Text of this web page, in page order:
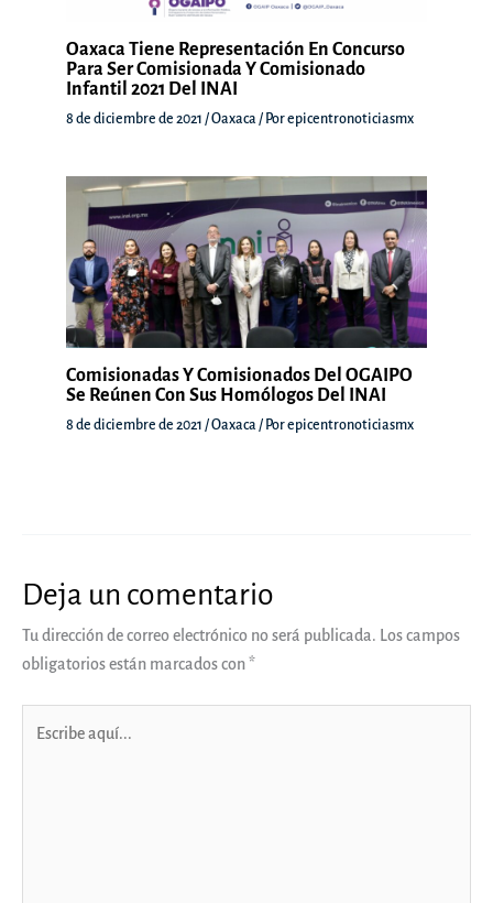
Oaxaca Tiene Representación En Concurso
Para Ser Comisionada Y Comisionado
Infantil 2021 Del INAI
8 de diciembre de 2021 /Oaxaca / Porepicentronoticiasmx
Comisionadas Y Comisionados Del OGAIPO
Se Reúnen Con Sus Homólogos Del INAI
8 de diciembre de 2021 /Oaxaca / Porepicentronoticiasmx
Deja un comentario
Tu dirección de correo electrónico no será publicada. Los campos
obligatorios están marcados con*